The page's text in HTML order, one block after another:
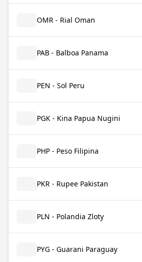
OMR - Rial Oman
PAB - Balboa Panama
PEN - Sol Peru
PGK - Kina Papua Nugini
PHP - Peso Filipina
PKR - Rupee Pakistan
PLN - Polandia Zloty
PYG - Guarani Paraguay